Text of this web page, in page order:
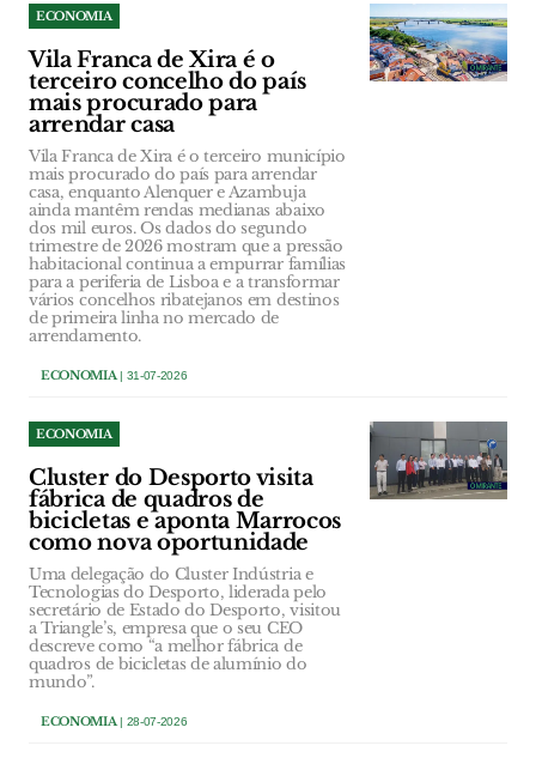
ECONOMIA
Vila Franca de Xira é o
terceiro concelho do país
mais procurado para
arrendar casa
Vila Franca de Xira é o terceiro município
mais procurado do país para arrendar
casa, enquanto Alenquer e Azambuja
ainda mantêm rendas medianas abaixo
dos mil euros. Os dados do segundo
trimestre de 2026 mostram que a pressão
habitacional continua a empurrar famílias
para a periferia de Lisboa e a transformar
vários concelhos ribatejanos em destinos
de primeira linha no mercado de
arrendamento.
ECONOMIA| 31-07-2026
ECONOMIA
Cluster do Desporto visita
fábrica de quadros de
bicicletas e aponta Marrocos
como nova oportunidade
Uma delegação do Cluster Indústria e
Tecnologias do Desporto, liderada pelo
secretário de Estado do Desporto, visitou
a Triangle’s, empresa que o seu CEO
descreve como “a melhor fábrica de
quadros de bicicletas de alumínio do
mundo”.
ECONOMIA| 28-07-2026